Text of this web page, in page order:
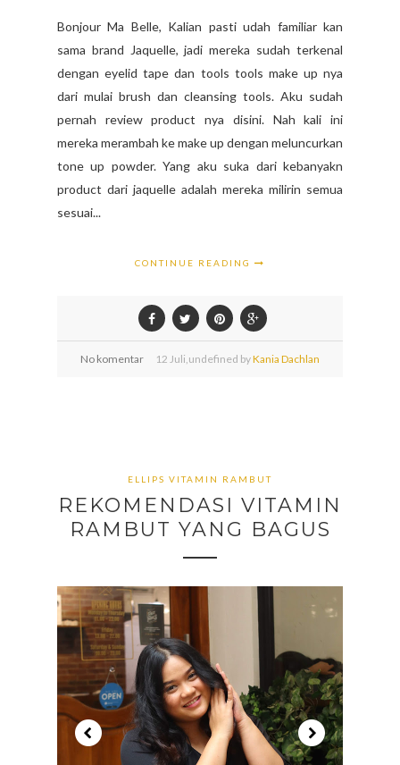
Bonjour Ma Belle, Kalian pasti udah familiar kan
sama brand Jaquelle, jadi mereka sudah terkenal
dengan eyelid tape dan tools tools make up nya
dari mulai brush dan cleansing tools. Aku sudah
pernah review product nya disini. Nah kali ini
mereka merambah ke make up dengan meluncurkan
tone up powder. Yang aku suka dari kebanyakn
product dari jaquelle adalah mereka milirin semua
sesuai...
CONTINUE READING
No komentar 12 Juli,undefined byKania Dachlan
ELLIPS VITAMIN RAMBUT
REKOMENDASI VITAMIN
RAMBUT YANG BAGUS